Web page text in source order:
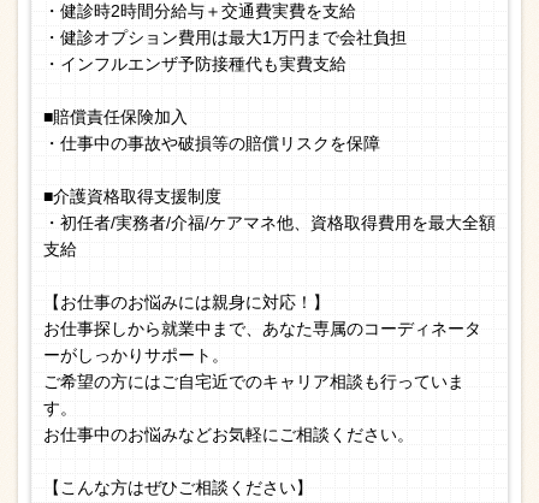
・健診時2時間分給与＋交通費実費を支給
・健診オプション費用は最大1万円まで会社負担
・インフルエンザ予防接種代も実費支給
■賠償責任保険加入
・仕事中の事故や破損等の賠償リスクを保障
■介護資格取得支援制度
・初任者/実務者/介福/ケアマネ他、資格取得費用を最大全額
支給
【お仕事のお悩みには親身に対応！】
お仕事探しから就業中まで、あなた専属のコーディネータ
ーがしっかりサポート。
ご希望の方にはご自宅近でのキャリア相談も行っていま
す。
お仕事中のお悩みなどお気軽にご相談ください。
【こんな方はぜひご相談ください】